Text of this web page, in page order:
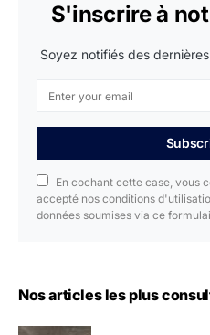
S'inscrire à
Soyez notifiés des
En cochant cette case, vous
accepté nos conditions
données soumises via ce
Nos articles les plus